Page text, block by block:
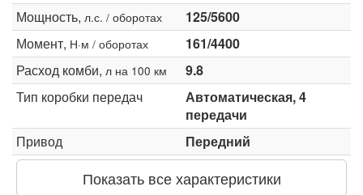
Мощность, л.с. / оборотах
125/5600
Момент, Н·м / оборотах
161/4400
Расход комби, л на 100 км
9.8
Тип коробки передач
Автоматическая, 4
передачи
Привод
Передний
Показать все характеристики